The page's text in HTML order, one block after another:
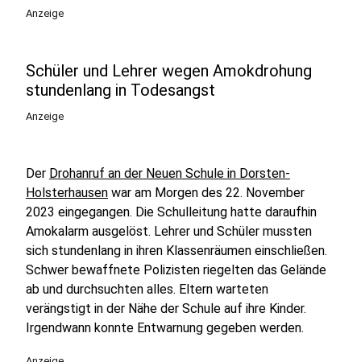
Anzeige
Schüler und Lehrer wegen Amokdrohung
stundenlang in Todesangst
Anzeige
Der Drohanruf an der Neuen Schule in Dorsten-
Holsterhausen war am Morgen des 22. November
2023 eingegangen. Die Schulleitung hatte daraufhin
Amokalarm ausgelöst. Lehrer und Schüler mussten
sich stundenlang in ihren Klassenräumen einschließen.
Schwer bewaffnete Polizisten riegelten das Gelände
ab und durchsuchten alles. Eltern warteten
verängstigt in der Nähe der Schule auf ihre Kinder.
Irgendwann konnte Entwarnung gegeben werden.